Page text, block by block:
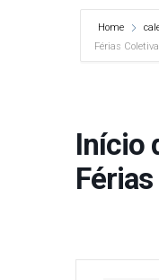
Home
Férias
Início